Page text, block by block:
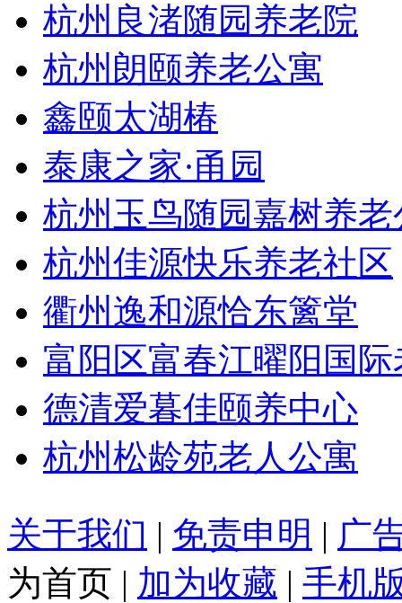
杭州良渚随园养老院
杭州朗颐养老公寓
鑫颐太湖椿
泰康之家·甬园
杭州玉鸟随园嘉树养老
杭州佳源快乐养老社区
衢州逸和源恰东篱堂
富阳区富春江曜阳国
德清爱暮佳颐养中心
杭州松龄苑老人公寓
关于我们 | 免责申明 | 广
为首页 | 加为收藏 | 手机